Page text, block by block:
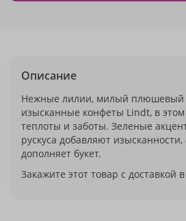
Описание
Нежные лилии, милый плюшевый
изысканные конфеты Lindt, в
теплоты и заботы. Зеленые
рускуса добавляют
дополняет букет.
Закажите этот товар с доставкой